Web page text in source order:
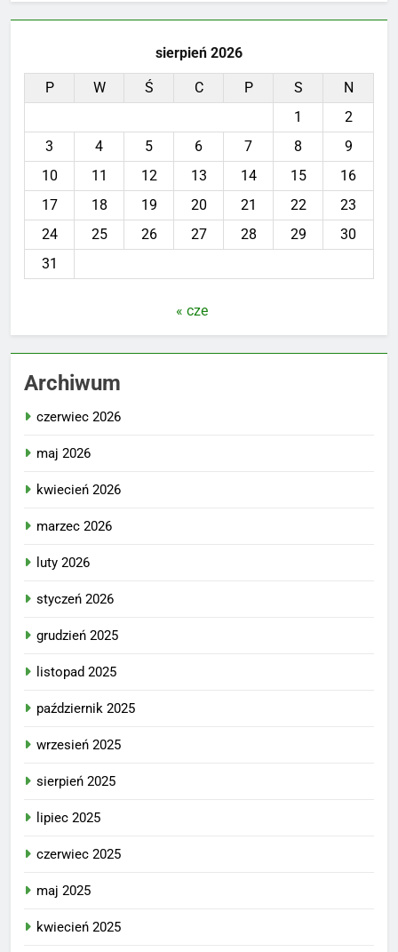
sierpień 2026
P W Ś C P S
N
1
2
3
4 5 6 7 8
9
10
11 12 13 14 15
16
17
18 19 20 21 22
23
24
25 26 27 28 29
30
31
« cze
Archiwum
czerwiec 2026
maj 2026
kwiecień 2026
marzec 2026
luty 2026
styczeń 2026
grudzień 2025
listopad 2025
październik 2025
wrzesień 2025
sierpień 2025
lipiec 2025
czerwiec 2025
maj 2025
kwiecień 2025